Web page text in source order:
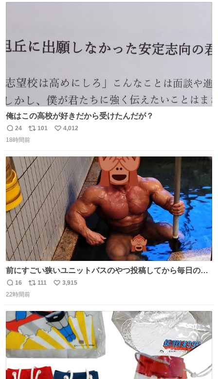
俺はこの高校が好きだから受けたんだが？
返
信
24
リ
ポ
ト
数
101
い
数
4,012
18時間前
前にすごい狭いユニットバスのやつ投稿してから毎日のよ
うに温泉とかに連れてってもらってる。SNS効果凄い。俺
は幸せもんです・・・いつもありがとうございます🫡
返
信
16
リ
ポ
ト
数
111
い
数
3,915
22時間前